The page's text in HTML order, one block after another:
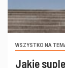
WSZYSTKO NA
Jakie